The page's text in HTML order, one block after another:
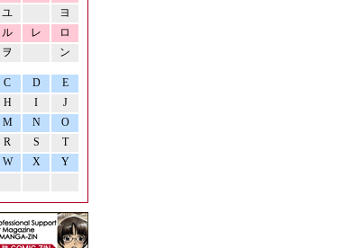
ユ
ヨ
ル レ
ロ
ヲ ン
C D
E
H I
J
M N
O
R S
T
W X
Y